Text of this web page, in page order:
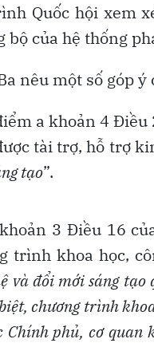
Quốc hội xem
của hệ thống
nêu một số góp ý
a khoản 4
tài trợ, hỗ trợ
tạo”.
3 Điều 16
trình khoa học,
và đổi mới sáng
chương trình
Chính phủ, cơ